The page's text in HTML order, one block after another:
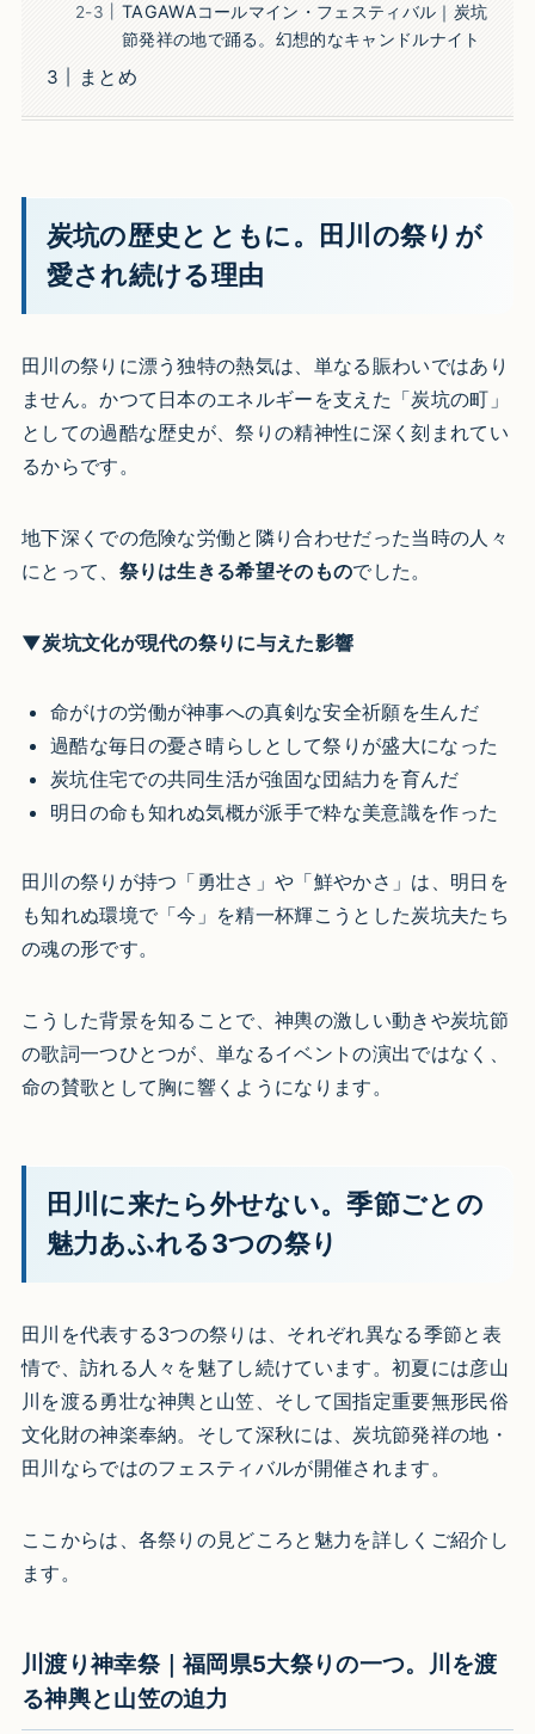
TAGAWAコールマイン・フェスティバル｜炭坑
節発祥の地で踊る。幻想的なキャンドルナイト
まとめ
炭坑の歴史とともに。田川の祭りが
愛され続ける理由
田川の祭りに漂う独特の熱気は、単なる賑わいではあり
ません。かつて日本のエネルギーを支えた「炭坑の町」
としての過酷な歴史が、祭りの精神性に深く刻まれてい
るからです。
地下深くでの危険な労働と隣り合わせだった当時の人々
にとって、 祭りは生きる希望そのものでした。
▼炭坑文化が現代の祭りに与えた影響
命がけの労働が神事への真剣な安全祈願を生んだ
過酷な毎日の憂さ晴らしとして祭りが盛大になった
炭坑住宅での共同生活が強固な団結力を育んだ
明日の命も知れぬ気概が派手で粋な美意識を作った
田川の祭りが持つ「勇壮さ」や「鮮やかさ」は、明日を
も知れぬ環境で「今」を精一杯輝こうとした炭坑夫たち
の魂の形です。
こうした背景を知ることで、神輿の激しい動きや炭坑節
の歌詞一つひとつが、単なるイベントの演出ではなく、
命の賛歌として胸に響くようになります。​
田川に来たら外せない。季節ごとの
魅力あふれる3つの祭り
田川を代表する3つの祭りは、それぞれ異なる季節と表
情で、訪れる人々を魅了し続けています。初夏には彦山
川を渡る勇壮な神輿と山笠、そして国指定重要無形民俗
文化財の神楽奉納。そして深秋には、炭坑節発祥の地・
田川ならではのフェスティバルが開催されます。
ここからは、各祭りの見どころと魅力を詳しくご紹介し
ます。
川渡り神幸祭｜福岡県5大祭りの一つ。川を渡
る神輿と山笠の迫力